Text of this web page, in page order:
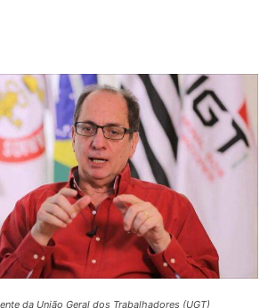
da União Geral dos Trabalhadores (UGT)